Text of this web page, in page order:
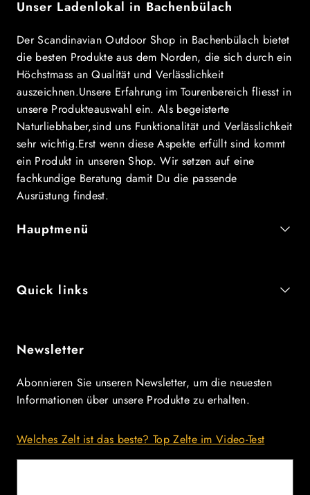
Unser Ladenlokal in Bachenbülach
Der Scandinavian Outdoor Shop in Bachenbülach bietet
die besten Produkte aus dem Norden, die sich durch ein
Höchstmass an Qualität und Verlässlichkeit
auszeichnen.Unsere Erfahrung im Tourenbereich fliesst in
unsere Produkteauswahl ein. Als begeisterte
Naturliebhaber,sind uns Funktionalität und Verlässlichkeit
sehr wichtig.Erst wenn diese Aspekte erfüllt sind kommt
ein Produkt in unseren Shop. Wir setzen auf eine
fachkundige Beratung damit Du die passende
Ausrüstung findest.
Hauptmenü
Quick links
Newsletter
Abonnieren Sie unseren Newsletter, um die neuesten
Informationen über unsere Produkte zu erhalten.
Welches Zelt ist das beste? Top Zelte im Video-Test